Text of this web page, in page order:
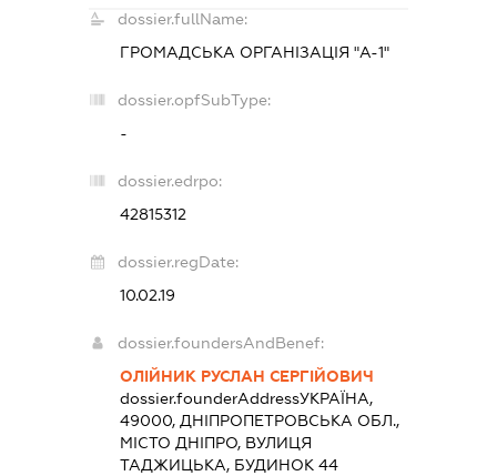
dossier.fullName:
ГРОМАДСЬКА ОРГАНІЗАЦІЯ "А-1"
dossier.opfSubType:
-
dossier.edrpo:
42815312
dossier.regDate:
10.02.19
dossier.foundersAndBenef:
ОЛІЙНИК РУСЛАН СЕРГІЙОВИЧ
dossier.founderAddressУКРАЇНА,
49000, ДНІПРОПЕТРОВСЬКА ОБЛ.,
МІСТО ДНІПРО, ВУЛИЦЯ
ТАДЖИЦЬКА, БУДИНОК 44